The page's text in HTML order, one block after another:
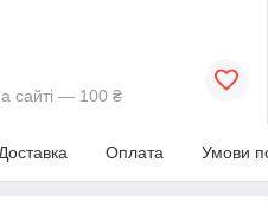
сайті — 100 ₴
Доставка Оплата Умови